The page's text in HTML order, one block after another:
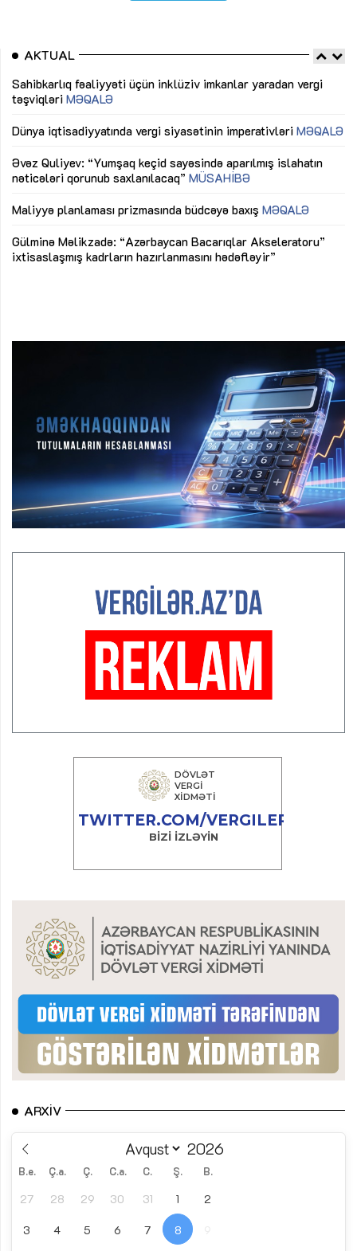
AKTUAL
Sahibkarlıq fəaliyyəti üçün inklüziv imkanlar yaradan vergi
təşviqləri MƏQALƏ
Dünya iqtisadiyyatında vergi siyasətinin imperativləri MƏQALƏ
Əvəz Quliyev: “Yumşaq keçid sayəsində aparılmış islahatın
nəticələri qorunub saxlanılacaq” MÜSAHİBƏ
Maliyyə planlaması prizmasında büdcəyə baxış MƏQALƏ
Gülminə Məlikzadə: “Azərbaycan Bacarıqlar Akseleratoru”
ixtisaslaşmış kadrların hazırlanmasını hədəfləyir”
ARXIV
B.e. Ç.a. Ç. C.a. C. Ş. B.
27 28 29 30 31 1 2
3 4 5 6 7 8